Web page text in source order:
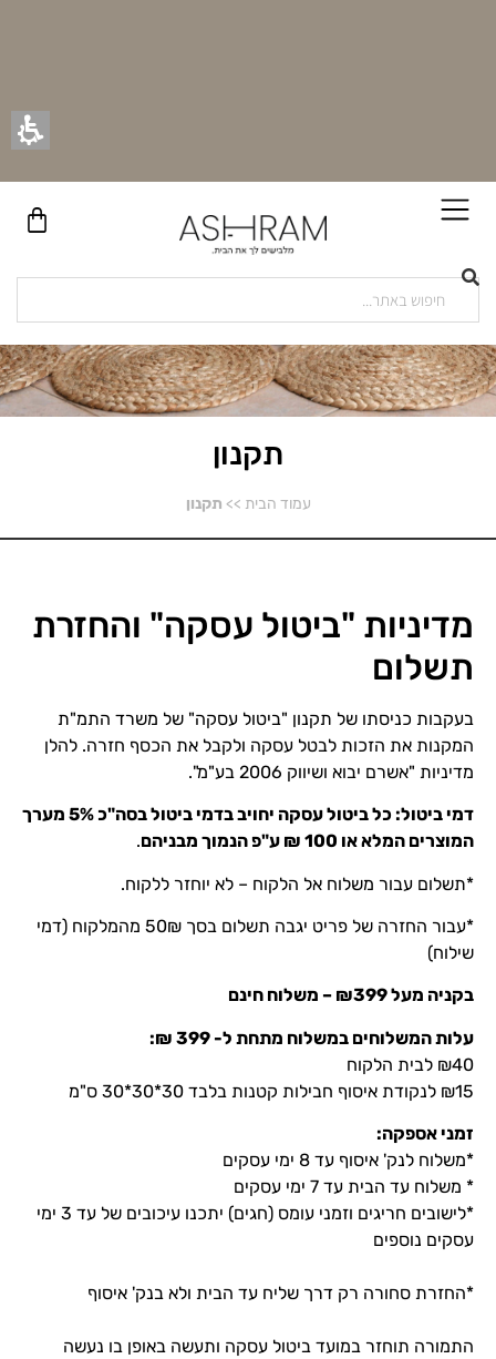
תקנון
עמוד הבית >> תקנון
מדיניות "ביטול עסקה" והחזרת
תשלום
בעקבות כניסתו של תקנון "ביטול עסקה" של משרד התמ"ת
המקנות את הזכות לבטל עסקה ולקבל את הכסף חזרה. להלן
מדיניות "אשרם יבוא ושיווק 2006 בע"מ".
דמי ביטול: כל ביטול עסקה יחויב בדמי ביטול בסה"כ 5% מערך
המוצרים המלא או 100 ₪ ע"פ הנמוך מבניהם
.
*תשלום עבור משלוח אל הלקוח – לא יוחזר ללקוח.
*עבור החזרה של פריט יגבה תשלום בסך 50₪ מהמלקוח (דמי
שילוח)
בקניה מעל ₪399 – משלוח חינם
עלות המשלוחים במשלוח מתחת ל- 399 ₪
:
₪40 לבית הלקוח
₪15 לנקודת איסוף חבילות קטנות בלבד 30*30*30 ס"מ
זמני אספקה:
*משלוח לנק' איסוף עד 8 ימי עסקים
* משלוח עד הבית עד 7 ימי עסקים
*לישובים חריגים וזמני עומס (חגים) יתכנו עיכובים של עד 3 ימי
עסקים נוספים
*החזרת סחורה רק דרך שליח עד הבית ולא בנק' איסוף
התמורה תוחזר במועד ביטול עסקה ותעשה באופן בו נעשה